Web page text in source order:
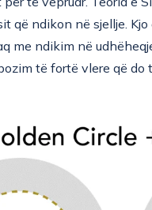
të vepruar. Teoria e
që ndikon në sjellje.
me ndikim në
të fortë vlere që do